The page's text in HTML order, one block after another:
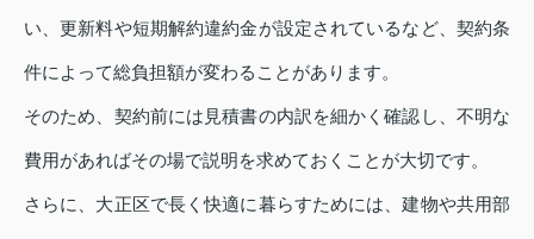
い、更新料や短期解約違約金が設定されているなど、契約条
件によって総負担額が変わることがあります。
そのため、契約前には見積書の内訳を細かく確認し、不明な
費用があればその場で説明を求めておくことが大切です。
さらに、大正区で長く快適に暮らすためには、建物や共用部